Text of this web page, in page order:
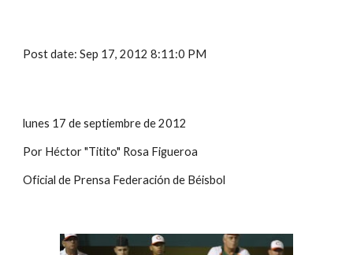
Post date: Sep 17, 2012 8:11:0 PM
lunes 17 de septiembre de 2012
Por Héctor "Titito" Rosa Figueroa
Oficial de Prensa Federación de Béisbol